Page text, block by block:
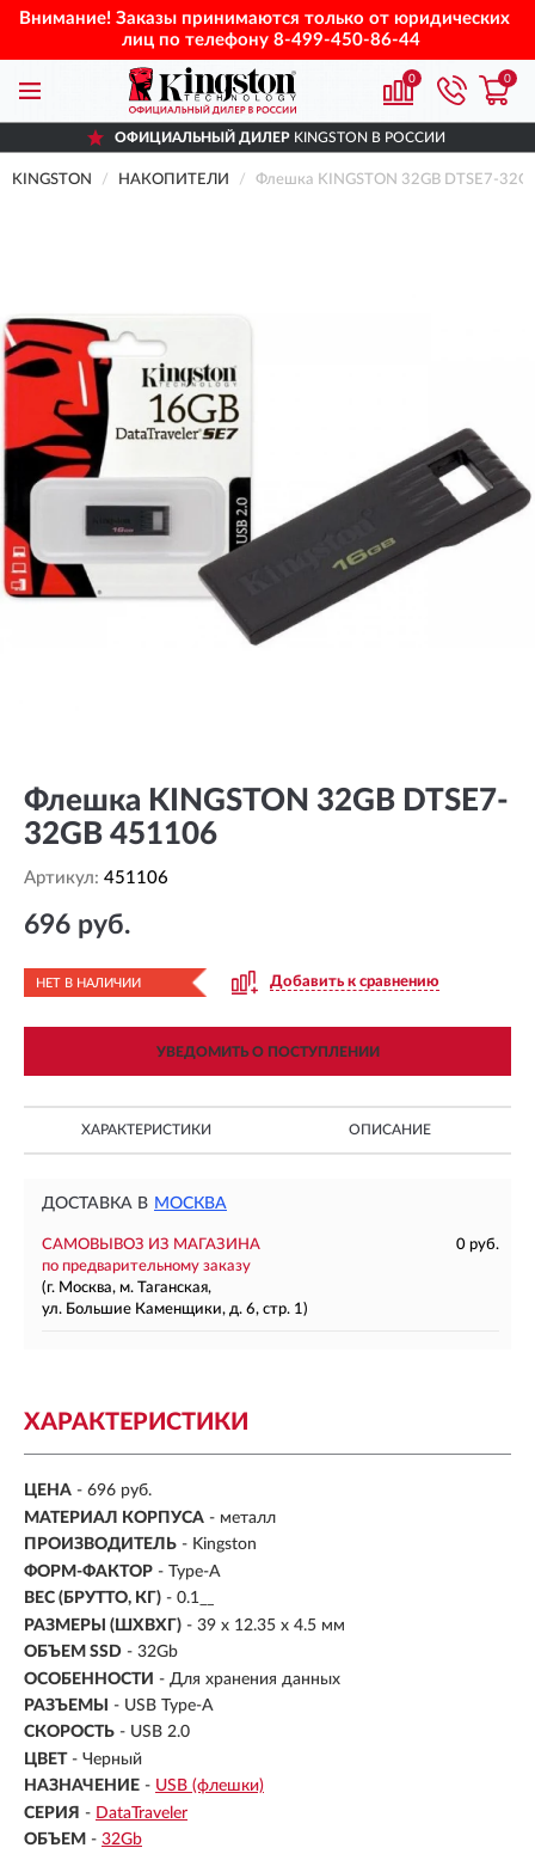
Внимание! Заказы принимаются только от юридических
лиц по телефону 8-499-450-86-44
0 0
ОФИЦИАЛЬНЫЙ ДИЛЕР KINGSTON В РОССИИ
KINGSTON НАКОПИТЕЛИ Флешка KINGSTON 32GB DTSE7-
Флешка KINGSTON 32GB DTSE7-
32GB 451106
Артикул: 451106
696 руб.
НЕТ В НАЛИЧИИ Добавить к сравнению
УВЕДОМИТЬ О ПОСТУПЛЕНИИ
ХАРАКТЕРИСТИКИ ОПИСАНИЕ
ДОСТАВКА В МОСКВА
САМОВЫВОЗ ИЗ МАГАЗИНА
0 руб.
по предварительному заказу
(г. Москва, м. Таганская,
ул. Большие Каменщики, д. 6, стр. 1)
ХАРАКТЕРИСТИКИ
ЦЕНА - 696 руб.
МАТЕРИАЛ КОРПУСА - металл
ПРОИЗВОДИТЕЛЬ - Kingston
ФОРМ-ФАКТОР - Type-A
ВЕС (БРУТТО, КГ) - 0.1__
РАЗМЕРЫ (ШXВXГ) - 39 x 12.35 x 4.5 мм
ОБЪЕМ SSD - 32Gb
ОСОБЕННОСТИ - Для хранения данных
РАЗЪЕМЫ
- USB Type-A
СКОРОСТЬ - USB 2.0
ЦВЕТ - Черный
НАЗНАЧЕНИЕ - USB (флешки)
СЕРИЯ - DataTraveler
ОБЪЕМ - 32Gb